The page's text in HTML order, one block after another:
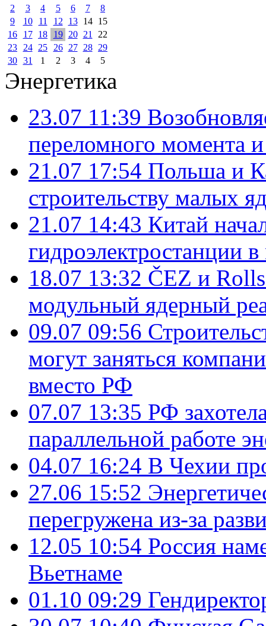
2 3 4 5 6 7
8
9
10 11 12 13 14
15
16
17 18 19 20 21
22
23
24 25 26 27 28
29
30 31 1 2 3 4 5
Энергетика
23.07 11:39
переломного момента
21.07 17:54 Польша и
строительству малых
21.07 14:43 Китай
гидроэлектростанции
18.07 13:32 ČEZ и
модульный ядерный
09.07 09:56
могут заняться
вместо РФ
07.07 13:35 РФ
параллельной работе
04.07 16:24 В Чехии
27.06 15:52
перегружена из-за
12.05 10:54 Россия
Вьетнаме
01.10 09:29